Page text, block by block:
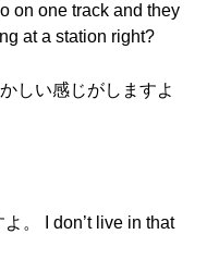
on one track and they
at a station right?
しい感じがしますよ
。 I don’t live in that